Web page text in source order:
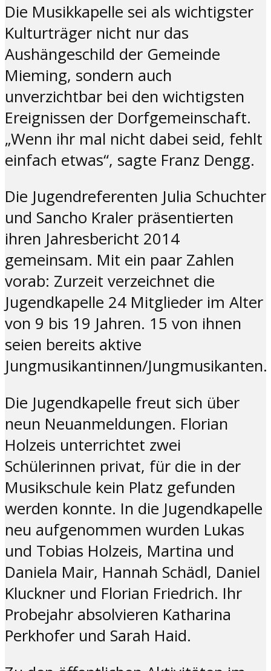
Die Musikkapelle sei als wichtigster
Kulturträger nicht nur das
Aushängeschild der Gemeinde
Mieming, sondern auch
unverzichtbar bei den wichtigsten
Ereignissen der Dorfgemeinschaft.
„Wenn ihr mal nicht dabei seid, fehlt
einfach etwas“, sagte Franz Dengg.
Die Jugendreferenten Julia Schuchter
und Sancho Kraler präsentierten
ihren Jahresbericht 2014
gemeinsam. Mit ein paar Zahlen
vorab: Zurzeit verzeichnet die
Jugendkapelle 24 Mitglieder im Alter
von 9 bis 19 Jahren. 15 von ihnen
seien bereits aktive
Jungmusikantinnen/Jungmusikanten.
Die Jugendkapelle freut sich über
neun Neuanmeldungen. Florian
Holzeis unterrichtet zwei
Schülerinnen privat, für die in der
Musikschule kein Platz gefunden
werden konnte. In die Jugendkapelle
neu aufgenommen wurden Lukas
und Tobias Holzeis, Martina und
Daniela Mair, Hannah Schädl, Daniel
Kluckner und Florian Friedrich. Ihr
Probejahr absolvieren Katharina
Perkhofer und Sarah Haid.